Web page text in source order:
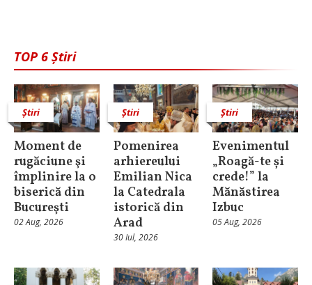
TOP 6 Știri
Știri
Moment de
rugăciune şi
împlinire la o
biserică din
Bucureşti
02 Aug, 2026
Știri
Pomenirea
arhiereului
Emilian Nica
la Catedrala
istorică din
Arad
30 Iul, 2026
Știri
Evenimentul
„Roagă-te și
crede!” la
Mănăstirea
Izbuc
05 Aug, 2026